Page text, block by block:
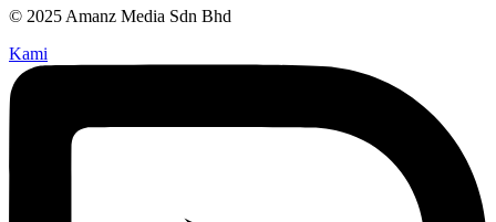
© 2025 Amanz Media Sdn Bhd
Kami